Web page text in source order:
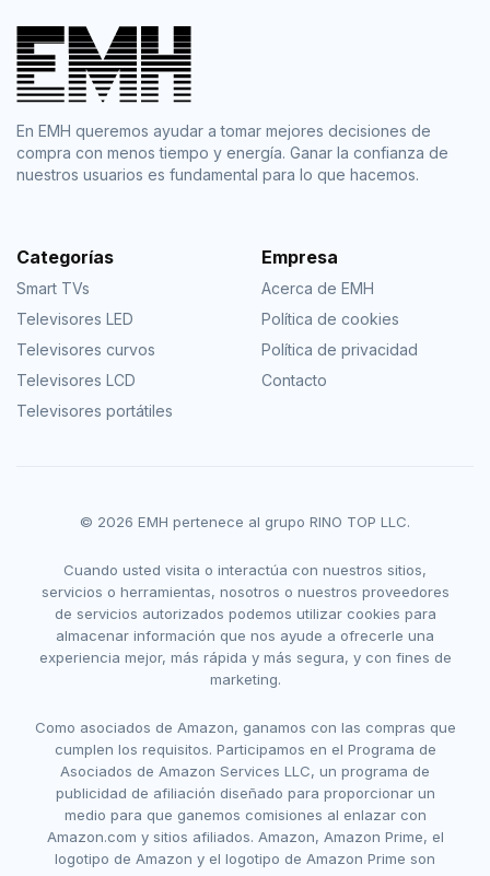
En EMH queremos ayudar a tomar mejores decisiones de
compra con menos tiempo y energía. Ganar la confianza de
nuestros usuarios es fundamental para lo que hacemos.
Categorías
Smart TVs
Televisores LED
Televisores curvos
Televisores LCD
Televisores portátiles
Empresa
Acerca de EMH
Política de cookies
Política de privacidad
Contacto
© 2026 EMH pertenece al grupo RINO TOP LLC.
Cuando usted visita o interactúa con nuestros sitios,
servicios o herramientas, nosotros o nuestros proveedores
de servicios autorizados podemos utilizar cookies para
almacenar información que nos ayude a ofrecerle una
experiencia mejor, más rápida y más segura, y con fines de
marketing.
Como asociados de Amazon, ganamos con las compras que
cumplen los requisitos. Participamos en el Programa de
Asociados de Amazon Services LLC, un programa de
publicidad de afiliación diseñado para proporcionar un
medio para que ganemos comisiones al enlazar con
Amazon.com y sitios afiliados. Amazon, Amazon Prime, el
logotipo de Amazon y el logotipo de Amazon Prime son